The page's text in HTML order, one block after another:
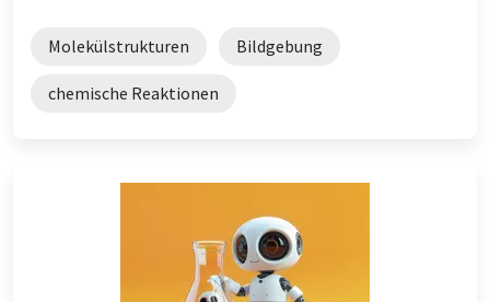
Molekülstrukturen Bildgebung
chemische Reaktionen